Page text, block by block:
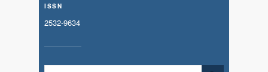
ISSN
2532-9634